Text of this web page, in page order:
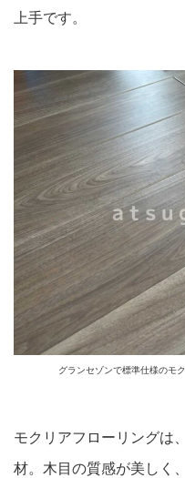
上手です。
グランセゾンで標準仕様のモ
モクリアフローリングは
材。木目の質感が美しく